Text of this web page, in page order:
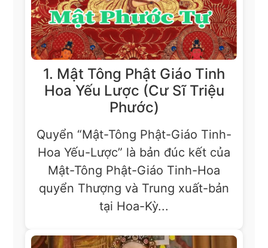
1. Mật Tông Phật Giáo Tinh
Hoa Yếu Lược (Cư Sĩ Triệu
Phước)
Quyển “Mật-Tông Phật-Giáo Tinh-
Hoa Yếu-Lược” là bản đúc kết của
Mật-Tông Phật-Giáo Tinh-Hoa
quyển Thượng và Trung xuất-bản
tại Hoa-Kỳ...